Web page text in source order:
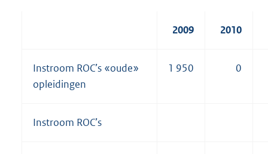
2009 2010
Instroom ROC’s «oude»
opleidingen
1 950 0
Instroom ROC’s